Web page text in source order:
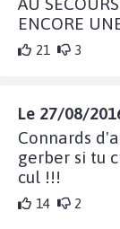
ENCORE
21 3
Le 27/08/
Connards
gerber si tu
cul !!!
14 2